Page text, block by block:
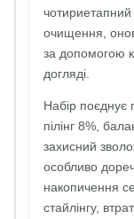
очищення,
за допомогою
догляді.
Набір поєднує
пілінг 8%,
захисний
особливо
накопичення
стайлінгу,